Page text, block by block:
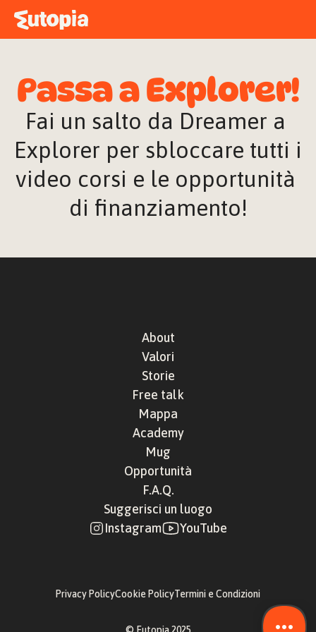
STORIE
FREE TALK
ACCEDI
Passa a Explorer!
Fai un salto da Dreamer a
Explorer per sbloccare tutti i
video corsi e le opportunità
di finanziamento!
About
Valori
Storie
Free talk
Mappa
Academy
Mug
Opportunità
F.A.Q.
Suggerisci un luogo
Instagram
YouTube
Privacy PolicyCookie PolicyTermini e Condizioni